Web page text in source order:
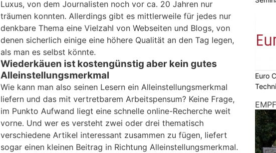
Luxus, von dem Journalisten noch vor ca. 20 Jahren nur
träumen konnten. Allerdings gibt es mittlerweile für jedes nur
denkbare Thema eine Vielzahl von Webseiten und Blogs, von
denen sicherlich einige eine höhere Qualität an den Tag legen,
als man es selbst könnte.
Wiederkäuen ist kostengünstig aber kein gutes
Alleinstellungsmerkmal
Wie kann man also seinen Lesern ein Alleinstellungsmerkmal
liefern und das mit vertretbarem Arbeitspensum? Keine Frage,
im Punkto Aufwand liegt eine schnelle online-Recherche weit
vorne. Und wer es versteht zwei oder drei thematisch
verschiedene Artikel interessant zusammen zu fügen, liefert
sogar einen kleinen Beitrag in Richtung Alleinstellungsmerkmal.
Euro